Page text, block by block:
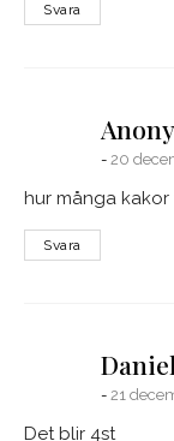
Svara
20
hur många
Svara
21
Det blir 4st